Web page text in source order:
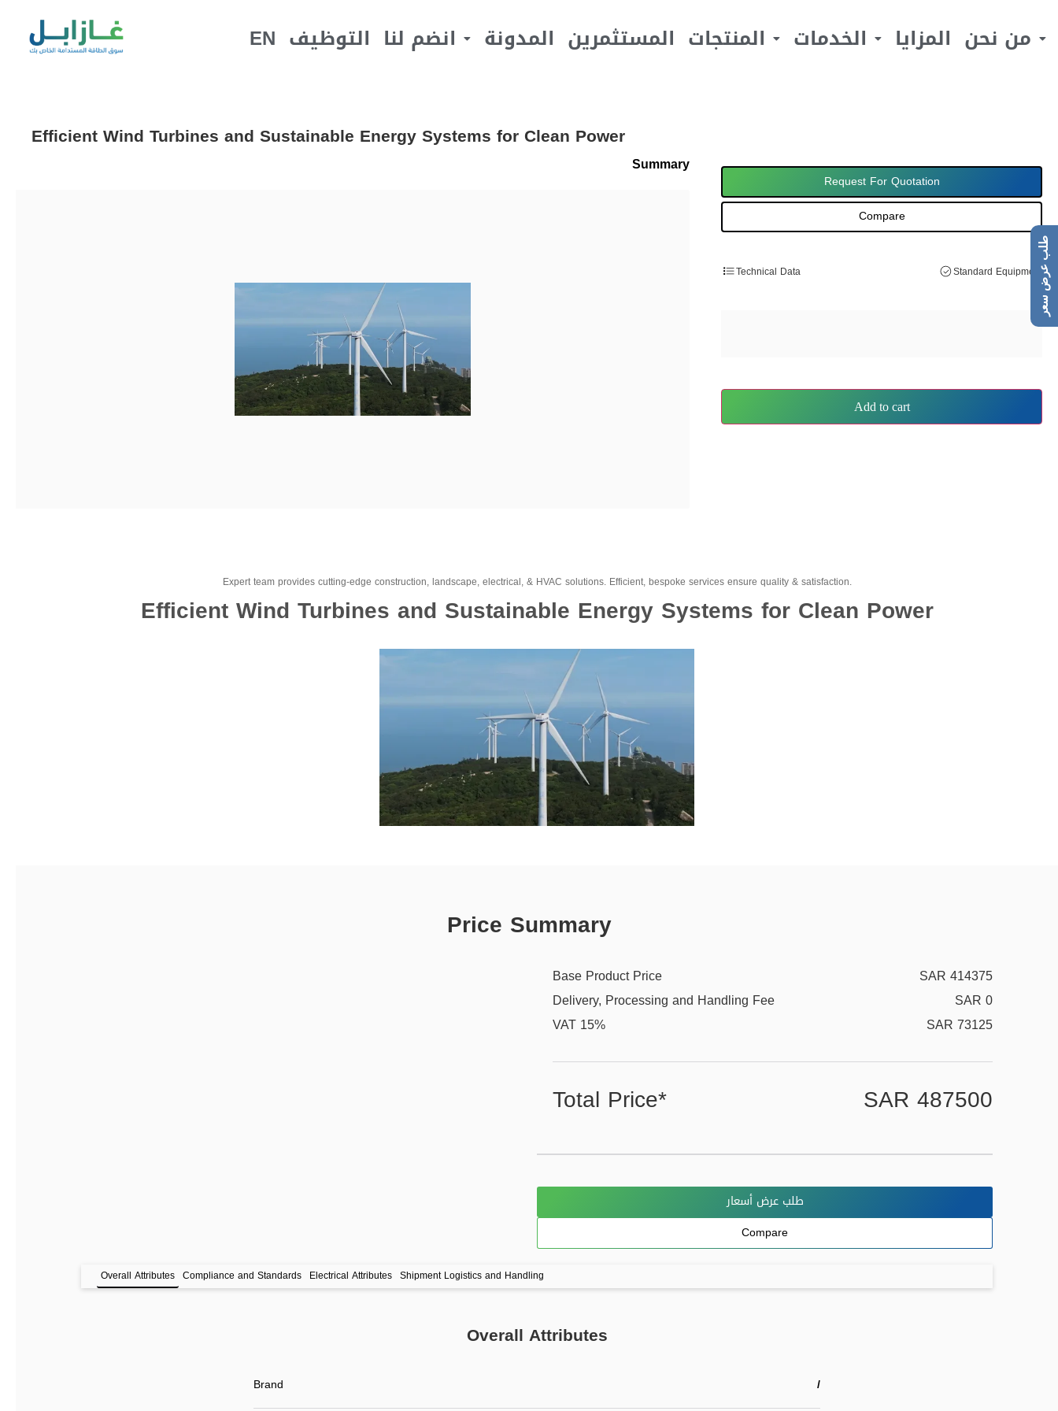
EN التوظيف انضم لنا المدونة المستثمرين المنتجات الخدمات المزايا من نحن
Efficient Wind Turbines and Sustainable Energy Systems for Clean Power
Summary
Request For Quotation
Compare
Technical Data Standard Equipment
Add to cart
Expert team provides cutting-edge construction, landscape, electrical, & HVAC solutions. Efficient, bespoke services ensure quality & satisfaction.
Efficient Wind Turbines and Sustainable Energy Systems for Clean Power
Price Summary
Base Product Price
SAR 414375
Delivery, Processing and Handling Fee
SAR 0
VAT 15%
SAR 73125
Total Price* SAR 487500
طلب عرض أسعار
Compare
Overall Attributes Compliance and Standards Electrical Attributes Shipment Logistics and Handling
Overall Attributes
Brand /
طلب عرض سعر